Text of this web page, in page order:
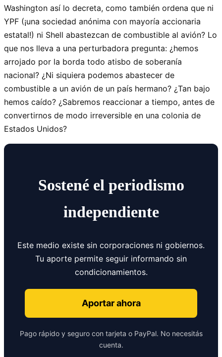
Washington así lo decreta, como también ordena que ni
YPF (¡una sociedad anónima con mayoría accionaria
estatal!) ni Shell abastezcan de combustible al avión? Lo
que nos lleva a una perturbadora pregunta: ¿hemos
arrojado por la borda todo atisbo de soberanía
nacional? ¿Ni siquiera podemos abastecer de
combustible a un avión de un país hermano? ¿Tan bajo
hemos caído? ¿Sabremos reaccionar a tiempo, antes de
convertirnos de modo irreversible en una colonia de
Estados Unidos?
Sostené el periodismo
independiente
Este medio existe sin corporaciones ni gobiernos.
Tu aporte permite seguir informando sin
condicionamientos.
Aportar ahora
Pago rápido y seguro con tarjeta o PayPal. No necesitás
cuenta.